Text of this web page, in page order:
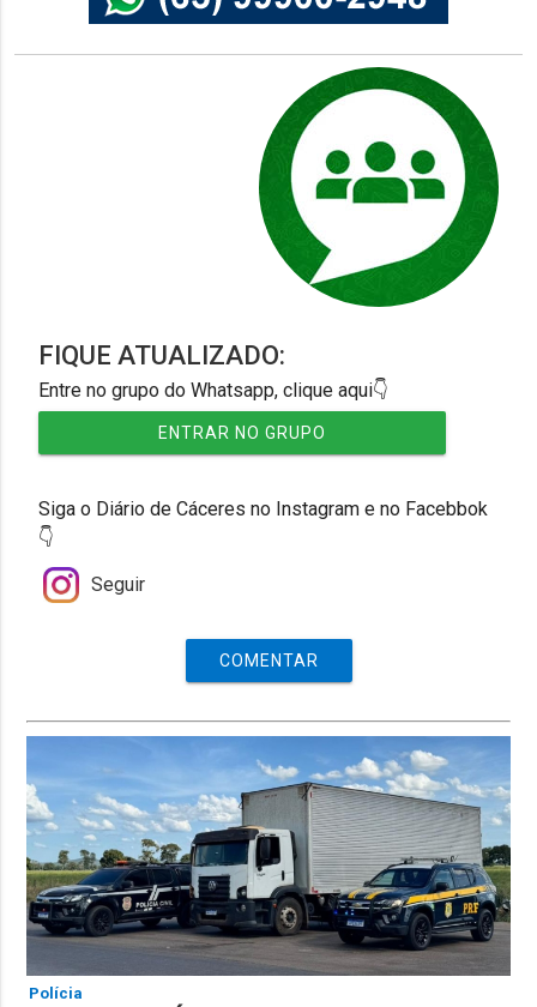
FIQUE ATUALIZADO:
Entre no grupo do Whatsapp, clique aqui👇
ENTRAR NO GRUPO
Siga o Diário de Cáceres no Instagram e no Facebbok
👇
Seguir
COMENTAR
Polícia